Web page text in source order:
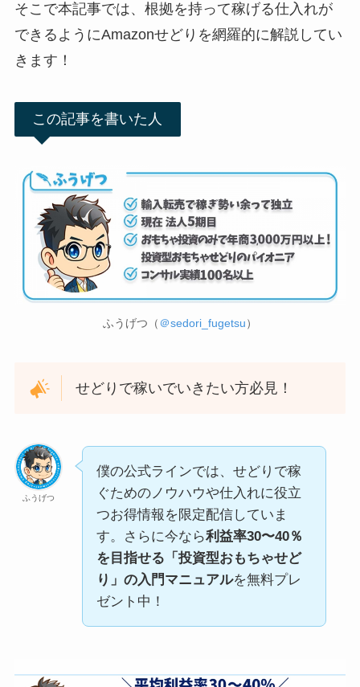
そこで本記事では、根拠を持って稼げる仕入れが
できるようにAmazonせどりを網羅的に解説してい
きます！
この記事を書いた人
ふうげつ（ ＠sedori_fugetsu）
せどりで稼いでいきたい方必見！
ふうげつ
僕の公式ラインでは、せどりで稼
ぐためのノウハウや仕入れに役立
つお得情報を限定配信していま
す。さらに今なら利益率30〜40％
を目指せる「投資型おもちゃせど
り」の入門マニュアルを無料プレ
ゼント中！